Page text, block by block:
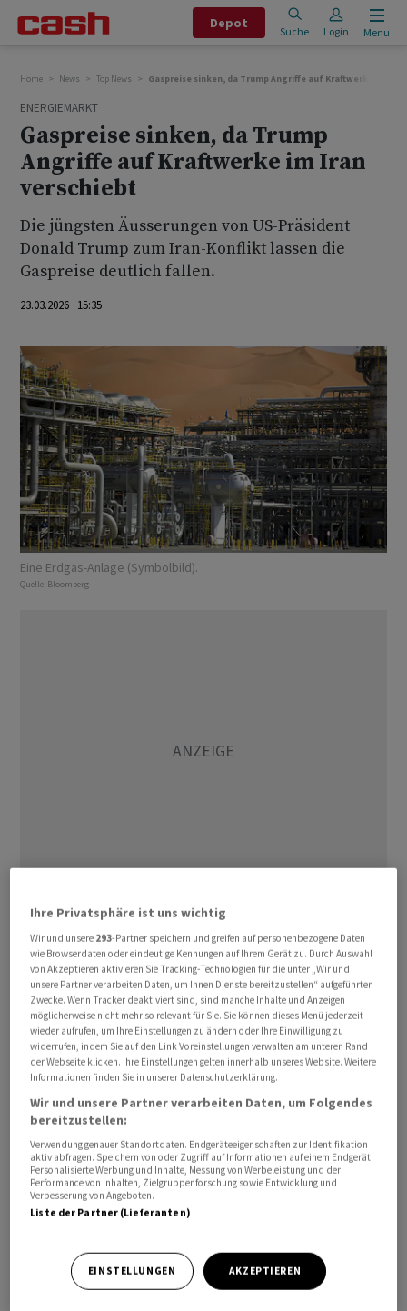
Depot
Suche Login Menu
Home News Top News Gaspreise sinken, da Trump Angriffe auf Kraftwerke im
ENERGIEMARKT
Gaspreise sinken, da Trump
Angriffe auf Kraftwerke im Iran
verschiebt
Die jüngsten Äusserungen von US-Präsident
Donald Trump zum Iran-Konflikt lassen die
Gaspreise deutlich fallen.
23.03.2026 15:35
Eine Erdgas-Anlage (Symbolbild).
Quelle: Bloomberg
Der europäische Gas-Future rutscht zeitweise mehr als
‌zehn ⁠Prozent auf bis zu 54,10 Euro je Megawattstunde
ab, nachdem er zuvor ⁠bis auf 62,85 Euro gestiegen war.
«Die Märkte haben eine wilde Fahrt hinter sich, da die
Anleger ‌zwischen tiefem Pessimismus und
schwindelerregendem Optimismus über den ‌Verlauf
des Krieges mit dem Iran ​geschwankt haben», sagte
Susannah Streeter, Anlage-Strategin beim britischen
Broker Wealth Club. Auch wenn es riskant sei, sich an
Trumps Worte zu klammern, habe sich die Stimmung
vorerst aufgehellt.
Zunächst hatten die Preise zugelegt, nachdem Trump
am Samstag gedroht hatte, ‌iranische Kraftwerke zu
48 Stunden vollständig wieder geöffnet werden. Der
Iran hatte daraufhin mit der Zerstörung kritischer
Ihre Privatsphäre ist uns wichtig
Wir und unsere 293-Partner speichern und greifen auf personenbezogene Daten
wie Browserdaten oder eindeutige Kennungen auf Ihrem Gerät zu. Durch Auswahl
von Akzeptieren aktivieren Sie Tracking-Technologien für die unter „Wir und
unsere Partner verarbeiten Daten, um Ihnen Dienste bereitzustellen“ aufgeführten
Zwecke. Wenn Tracker deaktiviert sind, sind manche Inhalte und Anzeigen
möglicherweise nicht mehr so relevant für Sie. Sie können dieses Menü jederzeit
wieder aufrufen, um Ihre Einstellungen zu ändern oder Ihre Einwilligung zu
widerrufen, indem Sie auf den Link Voreinstellungen verwalten am unteren Rand
der Webseite klicken. Ihre Einstellungen gelten innerhalb unseres Website. Weitere
Informationen finden Sie in unserer Datenschutzerklärung.
Wir und unsere Partner verarbeiten Daten, um Folgendes
bereitzustellen:
Verwendung genauer Standortdaten. Endgeräteeigenschaften zur Identifikation
aktiv abfragen. Speichern von oder Zugriff auf Informationen auf einem Endgerät.
Personalisierte Werbung und Inhalte, Messung von Werbeleistung und der
Performance von Inhalten, Zielgruppenforschung sowie Entwicklung und
Verbesserung von Angeboten.
Liste der Partner (Lieferanten)
EINSTELLUNGEN AKZEPTIEREN